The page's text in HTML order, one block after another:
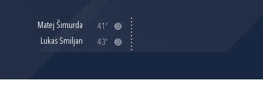
Matej Šimurda
41'
Lukas Smiljan
43'